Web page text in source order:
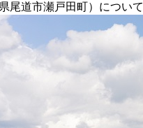
尾道市瀬戸田町）について